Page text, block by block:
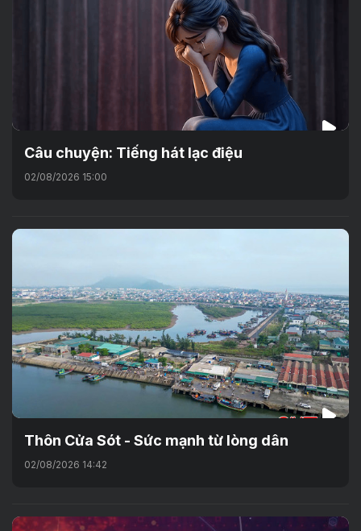
Câu chuyện: Tiếng hát lạc điệu
02/08/2026 15:00
Thôn Cửa Sót - Sức mạnh từ lòng dân
02/08/2026 14:42